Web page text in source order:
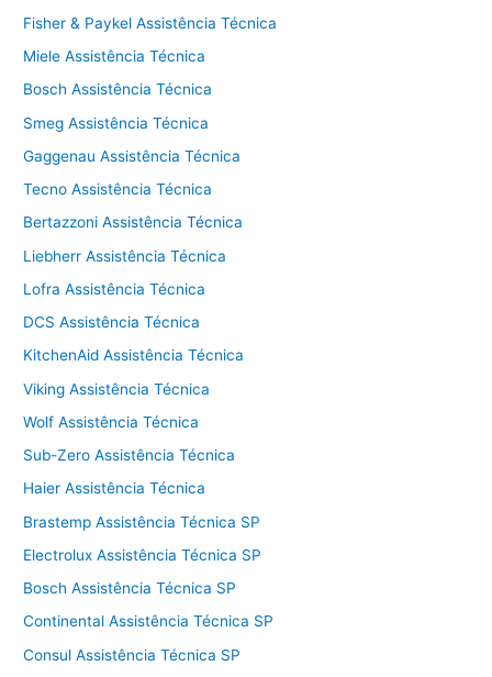
Fisher & Paykel Assistência Técnica
Miele Assistência Técnica
Bosch Assistência Técnica
Smeg Assistência Técnica
Gaggenau Assistência Técnica
Tecno Assistência Técnica
Bertazzoni Assistência Técnica
Liebherr Assistência Técnica
Lofra Assistência Técnica
DCS Assistência Técnica
KitchenAid Assistência Técnica
Viking Assistência Técnica
Wolf Assistência Técnica
Sub-Zero Assistência Técnica
Haier Assistência Técnica
Brastemp Assistência Técnica SP
Electrolux Assistência Técnica SP
Bosch Assistência Técnica SP
Continental Assistência Técnica SP
Consul Assistência Técnica SP